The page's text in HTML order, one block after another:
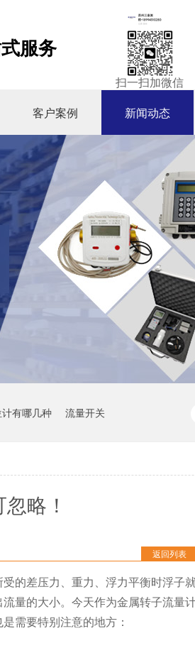
服务
扫一扫加微信
客户案例 新闻动态
有哪几种 流量开关
略！
返回列表
的差压力、重力、浮力平衡时浮子
量的大小。 今天作为金属转子流量
需要特别注意的地方：